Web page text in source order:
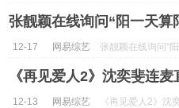
丝开脑洞让人笑喷
张靓颖在线询问“阳一天算
12-17 网易综艺
张靓颖在线询问“
么”...
《再见爱人2》沈奕斐连
12-13 网易综艺
《再见爱人2》沈